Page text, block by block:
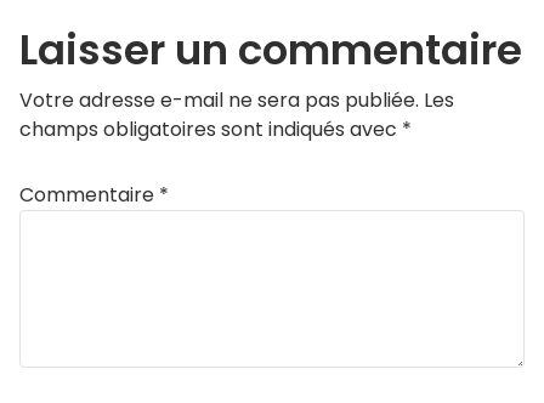
Laisser un commentaire
Votre adresse e-mail ne sera pas publiée. Les
champs obligatoires sont indiqués avec *
Commentaire *